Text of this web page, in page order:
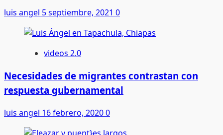
luis angel 5 septiembre, 2021 0
videos 2.0
Necesidades de migrantes contrastan con
respuesta gubernamental
luis angel 16 febrero, 20200